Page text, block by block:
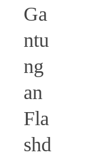
Ga
ntu
ng
an
Fla
shd